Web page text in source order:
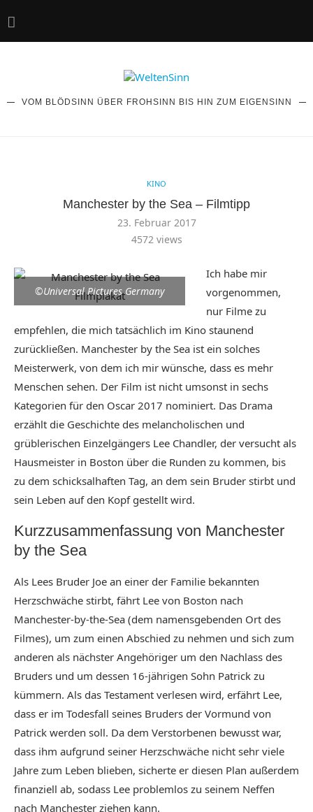
VOM BLÖDSINN ÜBER FROHSINN BIS HIN ZUM EIGENSINN
KINO
Manchester by the Sea – Filmtipp
23. Februar 2017
4572views
©Universal Pictures Germany
Ich habe mir
vorgenommen,
nur Filme zu
empfehlen, die mich tatsächlich im Kino staunend
zurückließen. Manchester by the Sea ist ein solches
Meisterwerk, von dem ich mir wünsche, dass es mehr
Menschen sehen. Der Film ist nicht umsonst in sechs
Kategorien für den Oscar 2017 nominiert. Das Drama
erzählt die Geschichte des melancholischen und
grüblerischen Einzelgängers Lee Chandler, der versucht als
Hausmeister in Boston über die Runden zu kommen, bis
zu dem schicksalhaften Tag, an dem sein Bruder stirbt und
sein Leben auf den Kopf gestellt wird.
Kurzzusammenfassung von Manchester
by the Sea
Als Lees Bruder Joe an einer der Familie bekannten
Herzschwäche stirbt, fährt Lee von Boston nach
Manchester-by-the-Sea (dem namensgebenden Ort des
Filmes), um zum einen Abschied zu nehmen und sich zum
anderen als nächster Angehöriger um den Nachlass des
Bruders und um dessen 16-jährigen Sohn Patrick zu
kümmern. Als das Testament verlesen wird, erfährt Lee,
dass er im Todesfall seines Bruders der Vormund von
Patrick werden soll. Da dem Verstorbenen bewusst war,
dass ihm aufgrund seiner Herzschwäche nicht sehr viele
Jahre zum Leben blieben, sicherte er diesen Plan außerdem
finanziell ab, sodass Lee problemlos zu seinem Neffen
nach Manchester ziehen kann.